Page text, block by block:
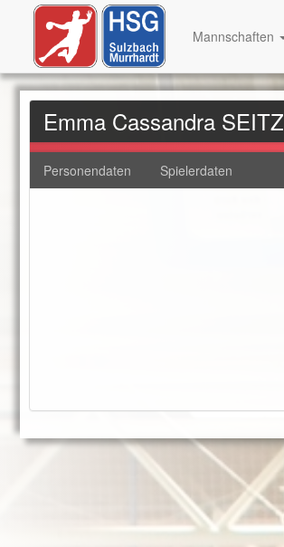
Emma Cassandra SEITZ
Personendaten Spielerdaten
Mannschaften